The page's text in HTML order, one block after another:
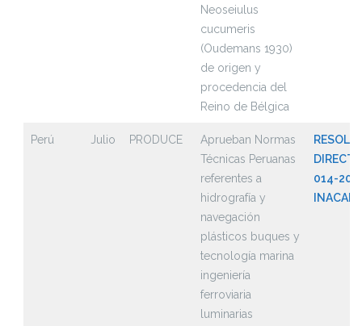
Neoseiulus
cucumeris
(Oudemans 1930)
de origen y
procedencia del
Reino de Bélgica
Perú Julio PRODUCE
Aprueban Normas
Técnicas Peruanas
referentes a
hidrografía y
navegación
plásticos buques y
tecnología marina
ingeniería
ferroviaria
luminarias
014-